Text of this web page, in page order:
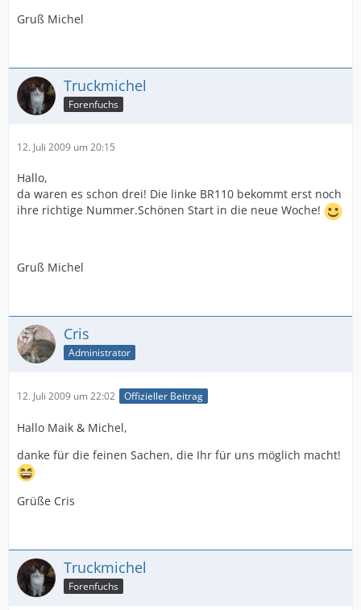
Gruß Michel
Truckmichel
Forenfuchs
12. Juli 2009 um 20:15
Hallo,
da waren es schon drei! Die linke BR110 bekommt erst noch
ihre richtige Nummer.Schönen Start in die neue Woche!
Gruß Michel
Cris
Administrator
12. Juli 2009 um 22:02 Offizieller Beitrag
Hallo Maik & Michel,
danke für die feinen Sachen, die Ihr für uns möglich macht!
Grüße Cris
Truckmichel
Forenfuchs